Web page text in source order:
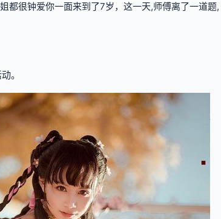
很钟爱你一面来到了7岁，这一天,师傅离了一道
。